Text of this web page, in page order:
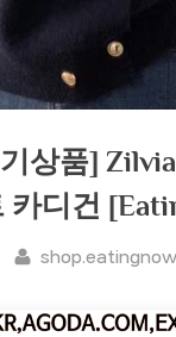
상품]
카디건
By